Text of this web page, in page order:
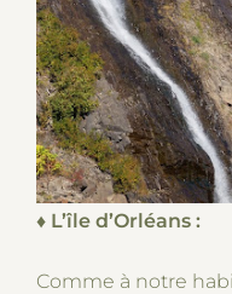
♦ L’île d’Orléans :
Comme à notre